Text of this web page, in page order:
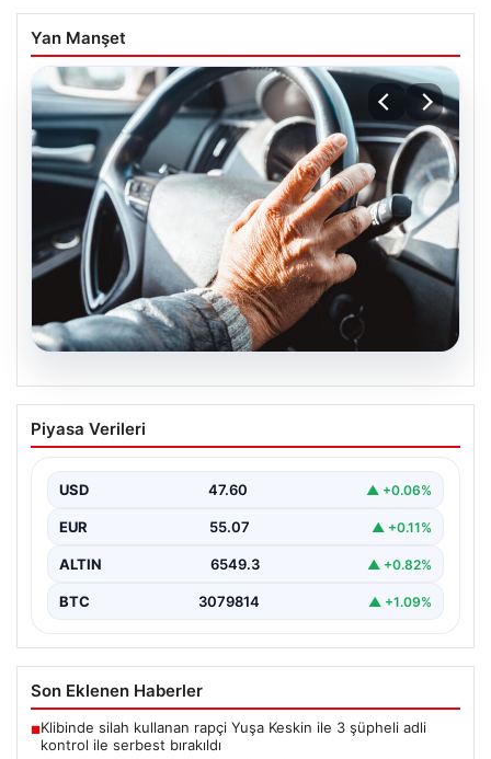
Yan Manşet
05.08.2026
Emekliye ÖTV’siz araç verilecek mi,
yasa çıkacak mı? Milyonlarca emekli
Piyasa Verileri
USD 47.60 ▲ +0.06%
EUR 55.07 ▲ +0.11%
ALTIN 6549.3 ▲ +0.82%
BTC 3079814 ▲ +1.09%
Son Eklenen Haberler
■Klibinde silah kullanan rapçi Yuşa Keskin ile 3 şüpheli adli
kontrol ile serbest bırakıldı